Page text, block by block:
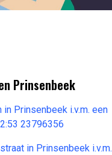
Prinsenbeek
in Prinsenbeek i.v.m. een
23796356
in Prinsenbeek i.v.m.